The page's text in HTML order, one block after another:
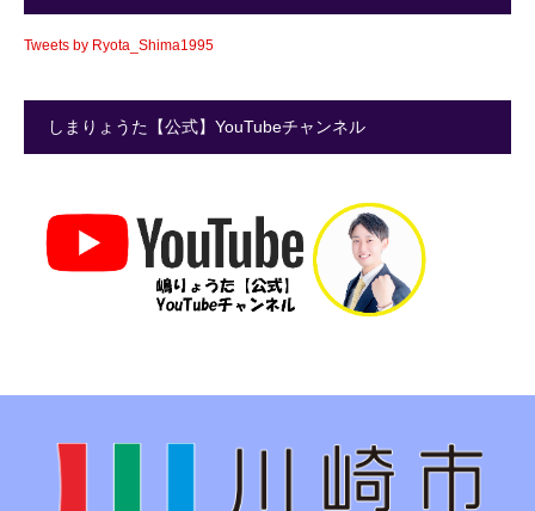
Tweets by Ryota_Shima1995
しまりょうた【公式】YouTubeチャンネル